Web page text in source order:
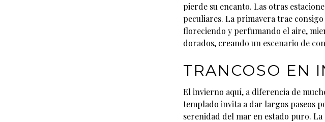
pierde su encanto. Las otras
peculiares. La primavera trae
floreciendo y perfumando el aire,
dorados, creando un escenario de
TRANCOSO EN
El invierno aquí, a diferencia de
templado invita a dar largos paseos
serenidad del mar en estado puro.